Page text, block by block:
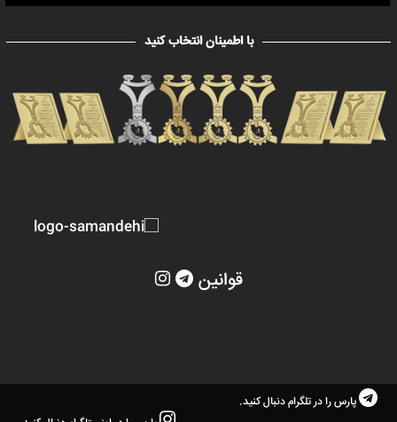
با اطمینان انتخاب کنید
قوانین
پارس را در تلگرام دنبال کنید.